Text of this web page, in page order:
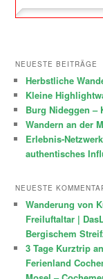
NEUESTE BEITRÄGE
Herbstliche
Kleine
Burg Nideggen
Wandern an der
Erlebnis-
authentisches
NEUESTE
Wanderung von
Freiluftaltar |
Bergischem
3 Tage Kurztrip
Ferienland